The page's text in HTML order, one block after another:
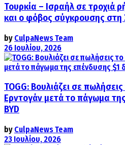
Τουρκία – Ισραήλ σε τροχιά
και ο φόβος σύγκρουσης στη
by CulpaNews Team
26 Ιουλίου, 2026
TOGG: Βουλιάζει σε
Ερντογάν μετά το πάγωμα
BYD
by CulpaNews Team
23 Ιουλίου, 2026